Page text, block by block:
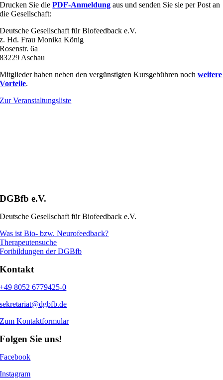
Drucken Sie die PDF-Anmeldung aus und senden Sie sie per Post an
die Gesellschaft:
Deutsche Gesellschaft für Biofeedback e.V.
z. Hd. Frau Monika König
Rosenstr. 6a
83229 Aschau
Mitglieder haben neben den vergünstigten Kursgebühren nochweitere
Vorteile.
Zur Veranstaltungsliste
DGBfb e.V.
Deutsche Gesellschaft für Biofeedback e.V.
Was ist Bio- bzw. Neurofeedback?
Therapeutensuche
Fortbildungen der DGBfb
Kontakt
+49 8052 6779425-0
sekretariat@dgbfb.de
Zum Kontaktformular
Folgen Sie uns!
Facebook
Instagram